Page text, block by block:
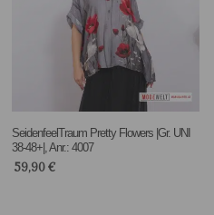
SeidenfeelTraum Pretty Flowers |Gr. UNI
38-48+|, Anr.: 4007
59,90€